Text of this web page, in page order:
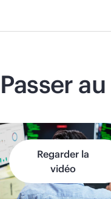
Passer au
Regarder la
vidéo